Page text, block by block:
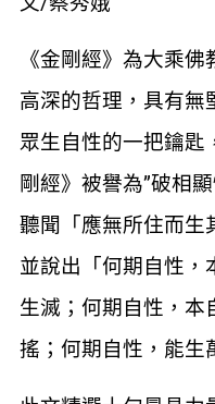
文/蔡秀娥
《金剛經》為大乘
高深的哲理，具有無
眾生自性的一把鑰匙
剛經》被譽為”破相
聽聞「應無所住而生
並說出「何期自性，
生滅；何期自性，本
搖；何期自性，能生